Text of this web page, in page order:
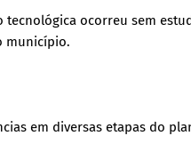
tecnológica ocorreu sem
município.
em diversas etapas do